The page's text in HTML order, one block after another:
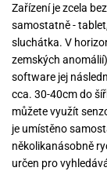
Zařízení je zcela
samostatně -
sluchátka. V
zemských
software jej
cca. 30-40cm do
můžete využít
je umístěno
několikanásobně
určen pro